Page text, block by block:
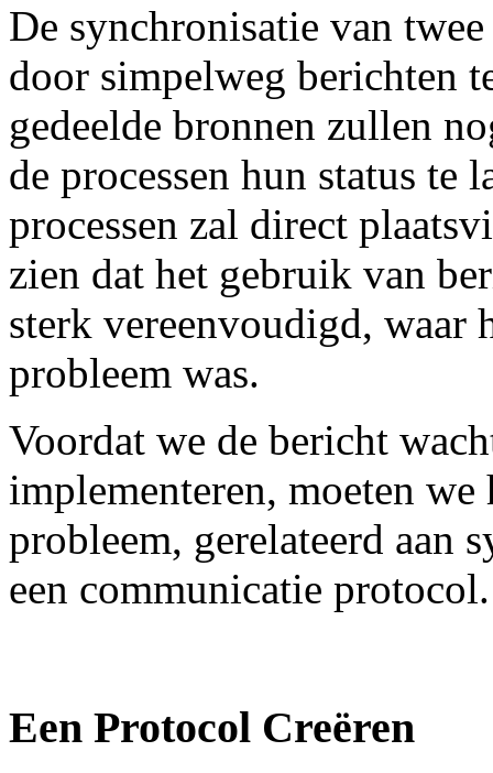
De synchronisatie van
door simpelweg berichten
gedeelde bronnen zullen
de processen hun status te
processen zal direct
zien dat het gebruik van
sterk vereenvoudigd, waar
probleem was.
Voordat we de bericht
implementeren, moeten we
probleem, gerelateerd aan
een communicatie protocol.
Een Protocol Creëren